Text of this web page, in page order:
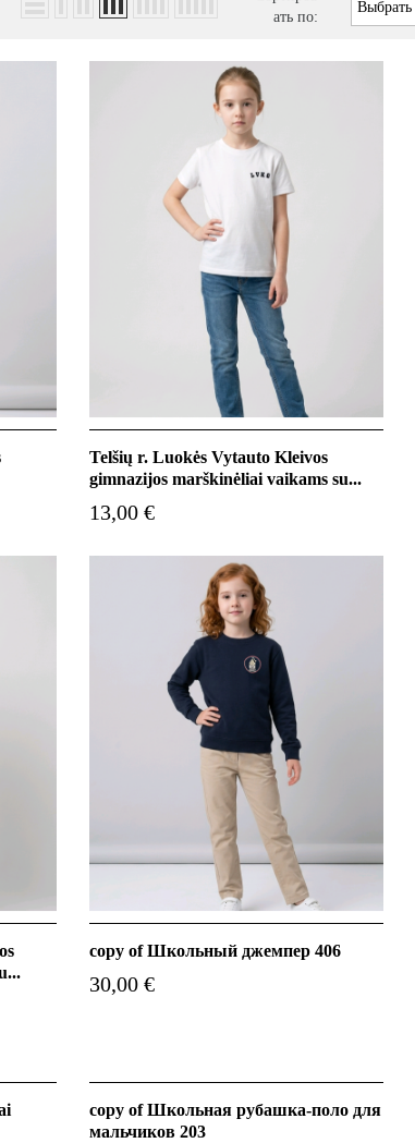
ать по:
Выбрать
Telšių r. Luokės Vytauto Kleivos
gimnazijos marškinėliai vaikams su...
13,00 €
copy of Школьный джемпер 406
30,00 €
copy of Школьная рубашка-поло для
мальчиков 203